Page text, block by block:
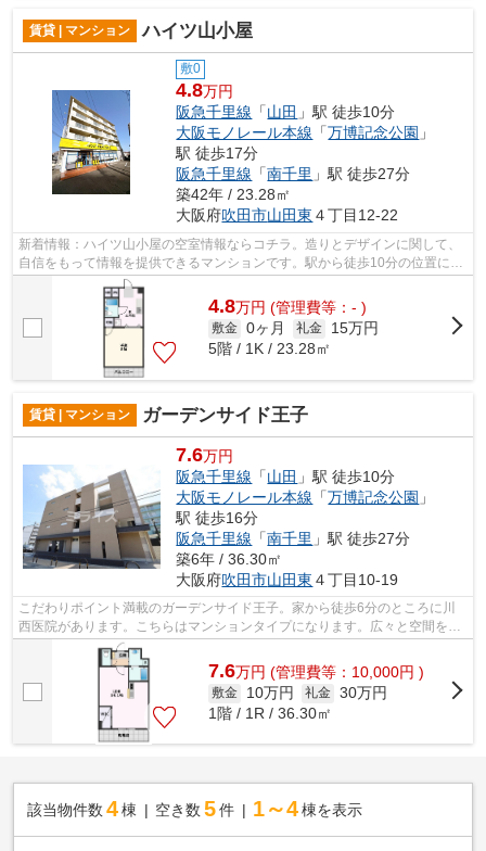
賃貸 | マンション ハイツ山小屋
敷0
4.8万円
阪急千里線 「山田 」駅 徒歩10分
大阪モノレール本線 「万博記念公園 」
駅 徒歩17分
阪急千里線 「南千里 」駅 徒歩27分
築42年 / 23.28㎡
大阪府吹田市山田東 ４丁目12-22
新着情報：ハイツ山小屋の空室情報ならコチラ。造りとデザインに関して、
自信をもって情報を提供できるマンションです。駅から徒歩10分の位置にあ
る物件なので、アクセスも良好です。...
4.8万円 (管理費等：- )
敷金 0ヶ月 礼金
15万円
5階 / 1K / 23.28㎡
賃貸 | マンション ガーデンサイド王子
7.6万円
阪急千里線 「山田 」駅 徒歩10分
大阪モノレール本線 「万博記念公園 」
駅 徒歩16分
阪急千里線 「南千里 」駅 徒歩27分
築6年 / 36.30㎡
大阪府吹田市山田東 ４丁目10-19
こだわりポイント満載のガーデンサイド王子。家から徒歩6分のところに川
西医院があります。こちらはマンションタイプになります。広々と空間を使
える鉄骨造はいかがですか。吹田市で新...
7.6万円 (管理費等：10,000円 )
敷金 10万円 礼金 30万円
1階 / 1R / 36.30㎡
該当物件数 4棟 空き数 5 件 1～4 棟を表示